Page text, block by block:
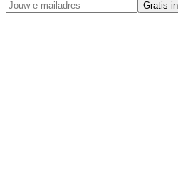
Gratis